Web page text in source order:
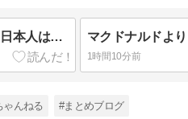
ソシャゲ会社「ひょっとして日本人はそこまでゲーム好きではないのでは…？」
1時間10分前
ゃんねる #まとめブログ